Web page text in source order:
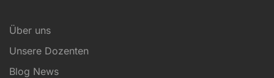
Über uns
Unsere Dozenten
Blog News